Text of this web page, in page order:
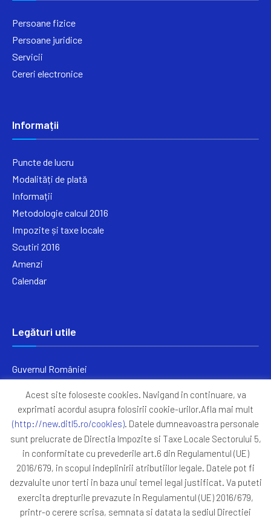
Persoane fizice
Persoane juridice
Servicii
Cereri electronice
Informații
Puncte de lucru
Modalități de plată
Informații
Metodologie calcul 2016
Impozite și taxe locale
Scutiri 2016
Amenzi
Calendar
Legături utile
Guvernul României
Primăria Sectorul 5
ANAF
Protocoale
GDPR
Harta Site
Acest site foloseste cookies. Navigand in continuare, va
exprimati acordul asupra folosirii cookie-urilor.Afla mai mult
(http://new.ditl5.ro/cookies). Datele dumneavoastra personale
sunt prelucrate de Directia Impozite si Taxe Locale Sectorului 5,
in conformitate cu prevederile art.6 din Regulamentul (UE)
2016/679, in scopul indeplinirii atributiilor legale. Datele pot fi
dezvaluite unor terti in baza unui temei legal justificat. Va puteti
exercita drepturile prevazute in Regulamentul (UE) 2016/679,
printr-o cerere scrisa, semnata si datata la sediul Directiei